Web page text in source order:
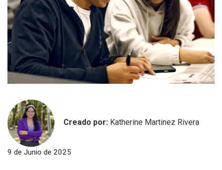
Creado por: Katherine Martinez Rivera
9 de Junio de 2025